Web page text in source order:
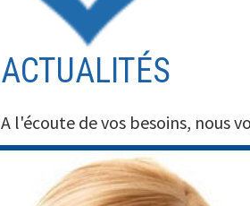
ACTUALITÉS
A l'écoute de vos besoins, nous